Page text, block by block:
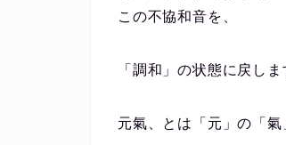
この不協和音を、
「調和」の状態に戻しま
元氣、とは「元」の「氣